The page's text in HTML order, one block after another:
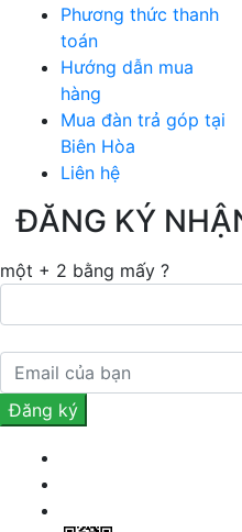
Phương thức thanh
toán
Hướng dẫn mua
hàng
Mua đàn trả góp tại
Biên Hòa
Liên hệ
ĐĂNG KÝ
một + 2 bằng mấy ?